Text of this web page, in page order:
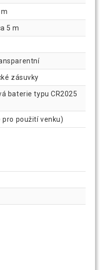
5 m
zásuvky
baterie typu CR2025
pro použití venku)